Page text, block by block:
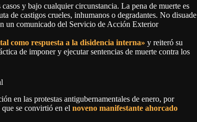
y bajo cualquier circunstancia. La pena de muerte es
de castigos crueles, inhumanos o degradantes. No disuade
un comunicado del Servicio de Acción Exterior
como respuesta a la disidencia interna» y reiteró su
de imponer y ejecutar sentencias de muerte contra los
en las protestas antigubernamentales de enero, por
se convirtió en el noveno manifestante ahorcado